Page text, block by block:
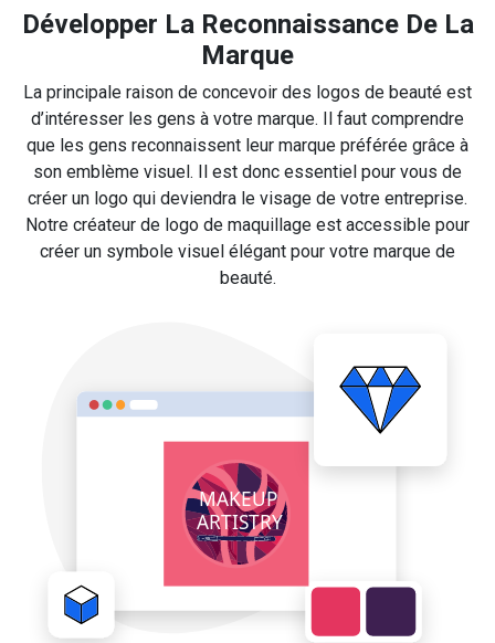
Développer La Reconnaissance De La
Marque
La principale raison de concevoir des logos de beauté est
d’intéresser les gens à votre marque. Il faut comprendre
que les gens reconnaissent leur marque préférée grâce à
son emblème visuel. Il est donc essentiel pour vous de
créer un logo qui deviendra le visage de votre entreprise.
Notre créateur de logo de maquillage est accessible pour
créer un symbole visuel élégant pour votre marque de
beauté.